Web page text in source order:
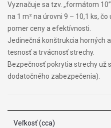
Vyznačuje sa tzv. „formátom
na 1 m² na úrovni 9 – 10,1 ks,
pomer ceny a efektívnosti.
Jedinečná konštrukcia horných
tesnosť a trvácnosť strechy.
Bezpečnosť pokrytia strechy už
dodatočného zabezpečenia).
Veľkosť (cca)